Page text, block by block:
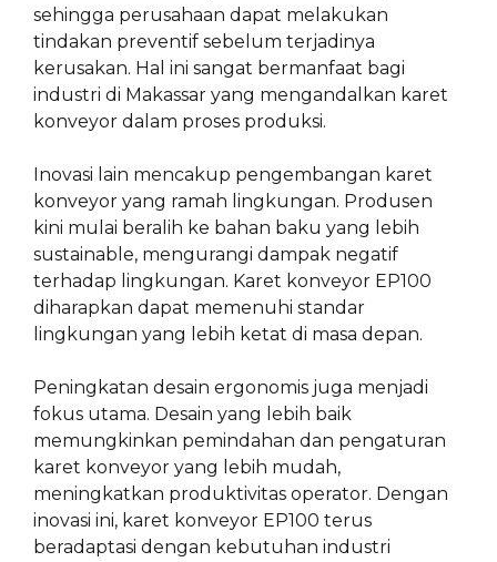
sehingga perusahaan dapat melakukan
tindakan preventif sebelum terjadinya
kerusakan. Hal ini sangat bermanfaat bagi
industri di Makassar yang mengandalkan karet
konveyor dalam proses produksi.
Inovasi lain mencakup pengembangan karet
konveyor yang ramah lingkungan. Produsen
kini mulai beralih ke bahan baku yang lebih
sustainable, mengurangi dampak negatif
terhadap lingkungan. Karet konveyor EP100
diharapkan dapat memenuhi standar
lingkungan yang lebih ketat di masa depan.
Peningkatan desain ergonomis juga menjadi
fokus utama. Desain yang lebih baik
memungkinkan pemindahan dan pengaturan
karet konveyor yang lebih mudah,
meningkatkan produktivitas operator. Dengan
inovasi ini, karet konveyor EP100 terus
beradaptasi dengan kebutuhan industri